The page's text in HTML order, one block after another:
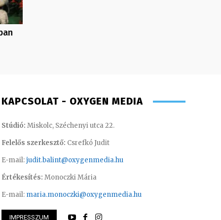
– sales manager
KAPCSOLAT - OXYGEN MEDIA
Stúdió: Miskolc, Széchenyi utca 22.
Felelős szerkesztő: Csrefkó Judit
E-mail:judit.balint@oxygenmedia.hu
Értékesítés: Monoczki Mária
E-mail: maria.monoczki@oxygenmedia.hu
IMPRESSZUM